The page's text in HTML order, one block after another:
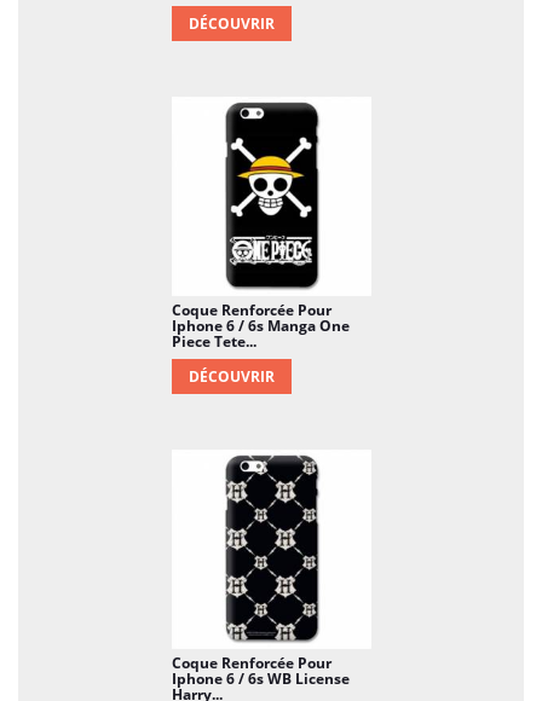
DÉCOUVRIR
Coque Renforcée Pour
Iphone 6 / 6s Manga One
Piece Tete...
DÉCOUVRIR
Coque Renforcée Pour
Iphone 6 / 6s WB License
Harry...